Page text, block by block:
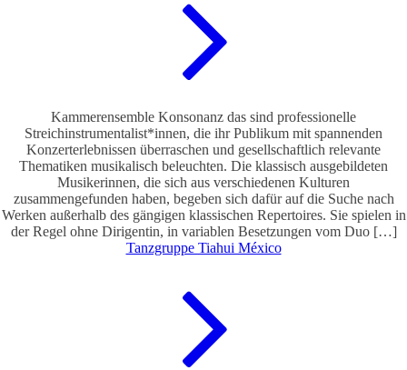
Kammerensemble Konsonanz das sind professionelle
Streichinstrumentalist*innen, die ihr Publikum mit spannenden
Konzerterlebnissen überraschen und gesellschaftlich relevante
Thematiken musikalisch beleuchten. Die klassisch ausgebildeten
Musikerinnen, die sich aus verschiedenen Kulturen
zusammengefunden haben, begeben sich dafür auf die Suche nach
Werken außerhalb des gängigen klassischen Repertoires. Sie spielen in
der Regel ohne Dirigentin, in variablen Besetzungen vom Duo […]
Tanzgruppe Tiahui México